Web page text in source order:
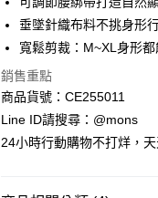
國泰世華商業銀行
臺灣中小企業銀行
匯豐（台灣）商業銀行
聯邦商業銀行
玉山商業銀行
台新國際商業銀行
台灣樂天信用卡公司
上海商業儲蓄銀行
臺灣中小企業銀行
匯豐（台灣）商業銀行
聯邦商業銀行
元大商業銀行
台新國際商業銀行
LINE Pay
Apple Pay
街口支付
悠遊付
全盈+PAY
垂墜針織布料不挑身形
寬鬆剪裁：M~XL身形都
銷售重點
商品貨號：CE255011
Line ID請搜尋：@mons
24小時行動購物不打烊，天